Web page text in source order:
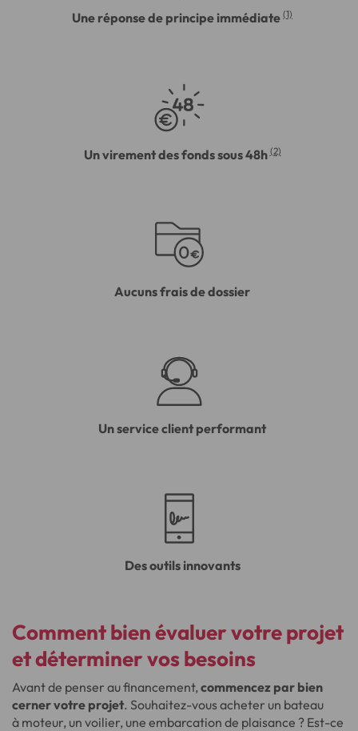
Une réponse de principe immédiate (1)
Un virement des fonds sous 48h (2)
Aucuns frais de dossier
Un service client performant
Des outils innovants
Comment bien évaluer votre projet
et déterminer vos besoins
Avant de penser au financement,commencez par bien
cerner votre projet. Souhaitez-vous acheter un bateau
à moteur, un voilier, une embarcation de plaisance ? Est-ce